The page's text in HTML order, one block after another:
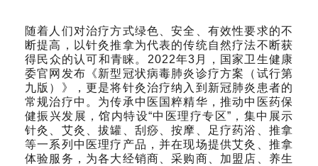
随着人们对治疗方式绿色、安全、有效性要求的不
断提高，以针灸推拿为代表的传统自然疗法不断获
得民众的认可和青睐。2022年3月，国家卫生健康
委官网发布《新型冠状病毒肺炎诊疗方案（试行第
九版）》，更是将针灸治疗纳入到新冠肺炎患者的
常规治疗中。为传承中医国粹精华，推动中医药保
健振兴发展，馆内特设“中医理疗专区”，集中展示
针灸、艾灸、拔罐、刮痧、按摩、足疗药浴、推拿
等一系列中医理疗产品，并在现场提供艾灸、推拿
体验服务，为各大经销商、采购商、加盟店、养生